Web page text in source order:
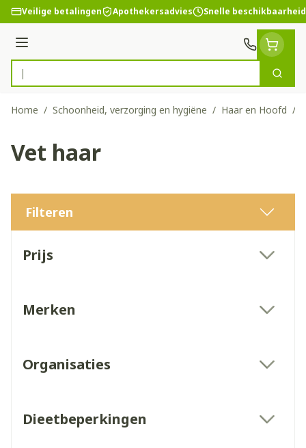
Ga naar de inhoud
Veilige betalingen Apothekersadvies Snelle beschikbaarheid
Menu
Product, merk, categorie...
Zoek
Home / Schoonheid, verzorging en hygiëne / Haar en Hoofd /
Vet haar
Filteren
Prijs
Merken
Organisaties
Dieetbeperkingen